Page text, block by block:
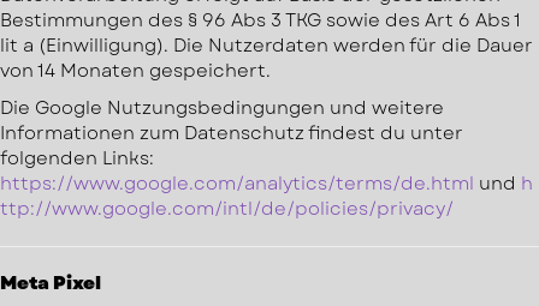
Bestimmungen des § 96 Abs 3 TKG sowie des Art 6 Abs 1
lit a (Einwilligung). Die Nutzerdaten werden für die Dauer
von 14 Monaten gespeichert.
Die Google Nutzungsbedingungen und weitere
Informationen zum Datenschutz findest du unter
folgenden Links:
https://www.google.com/analytics/terms/de.html und h
ttp://www.google.com/intl/de/policies/privacy/
Meta Pixel